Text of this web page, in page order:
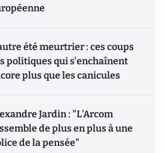
été meurtrier : ces coups
politiques qui s'enchaînent
plus que les canicules
Jardin : "L'Arcom
de plus en plus à une
de la pensée"